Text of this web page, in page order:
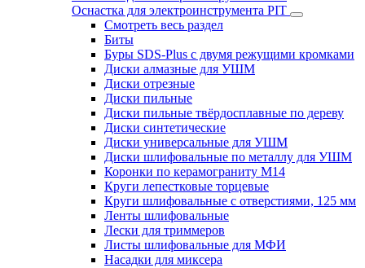
Оснастка для электроинструмента PIT
Смотреть весь раздел
Биты
Буры SDS-Plus c двумя режущими кромками
Диски алмазные для УШМ
Диски отрезные
Диски пильные
Диски пильные твёрдосплавные по дереву
Диски синтетические
Диски универсальные для УШМ
Диски шлифовальные по металлу для УШМ
Коронки по керамограниту M14
Круги лепестковые торцевые
Круги шлифовальные с отверстиями, 125 мм
Ленты шлифовальные
Лески для триммеров
Листы шлифовальные для МФИ
Насадки для миксера